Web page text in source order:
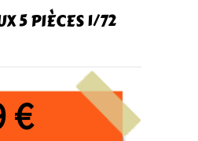
5 PIÈCES 1/72
€